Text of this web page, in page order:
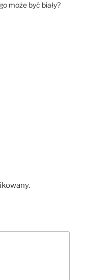
może być biały?